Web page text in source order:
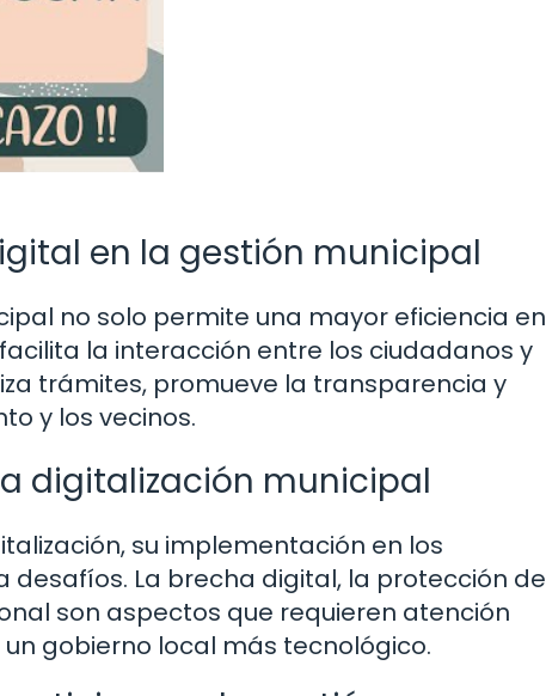
en la gestión municipal
no solo permite una mayor eficiencia en
la interacción entre los ciudadanos y
trámites, promueve la transparencia y
y los vecinos.
digitalización municipal
su implementación en los
La brecha digital, la protección de
son aspectos que requieren atención
gobierno local más tecnológico.